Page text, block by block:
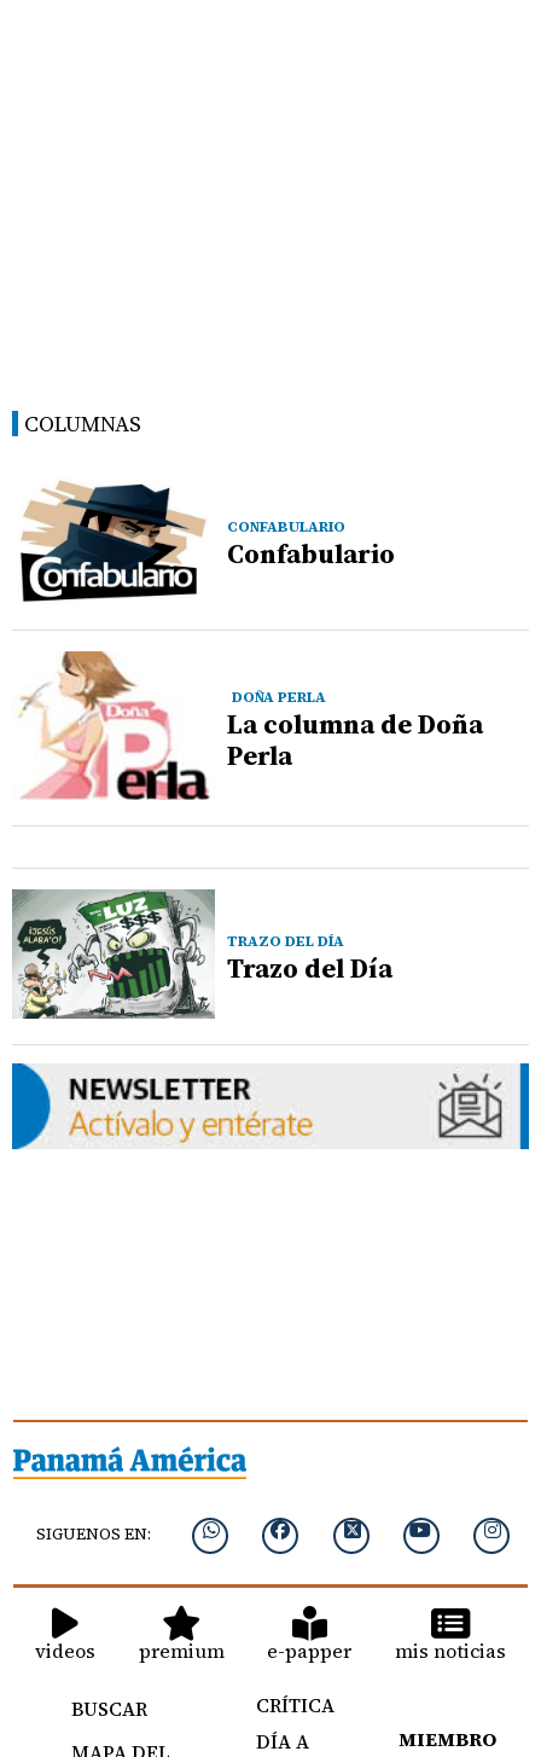
COLUMNAS
CONFABULARIO
Confabulario
DOÑA PERLA
La columna de Doña
Perla
TRAZO DEL DÍA
Trazo del Día
SIGUENOS EN:
videos premium e-papper mis noticias
BUSCAR
CRÍTICA
DÍA A
MIEMBRO